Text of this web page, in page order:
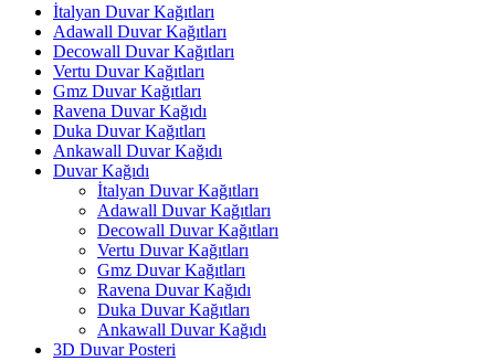
İtalyan Duvar Kağıtları
Adawall Duvar Kağıtları
Decowall Duvar Kağıtları
Vertu Duvar Kağıtları
Gmz Duvar Kağıtları
Ravena Duvar Kağıdı
Duka Duvar Kağıtları
Ankawall Duvar Kağıdı
Duvar Kağıdı
İtalyan Duvar Kağıtları
Adawall Duvar Kağıtları
Decowall Duvar Kağıtları
Vertu Duvar Kağıtları
Gmz Duvar Kağıtları
Ravena Duvar Kağıdı
Duka Duvar Kağıtları
Ankawall Duvar Kağıdı
3D Duvar Posteri